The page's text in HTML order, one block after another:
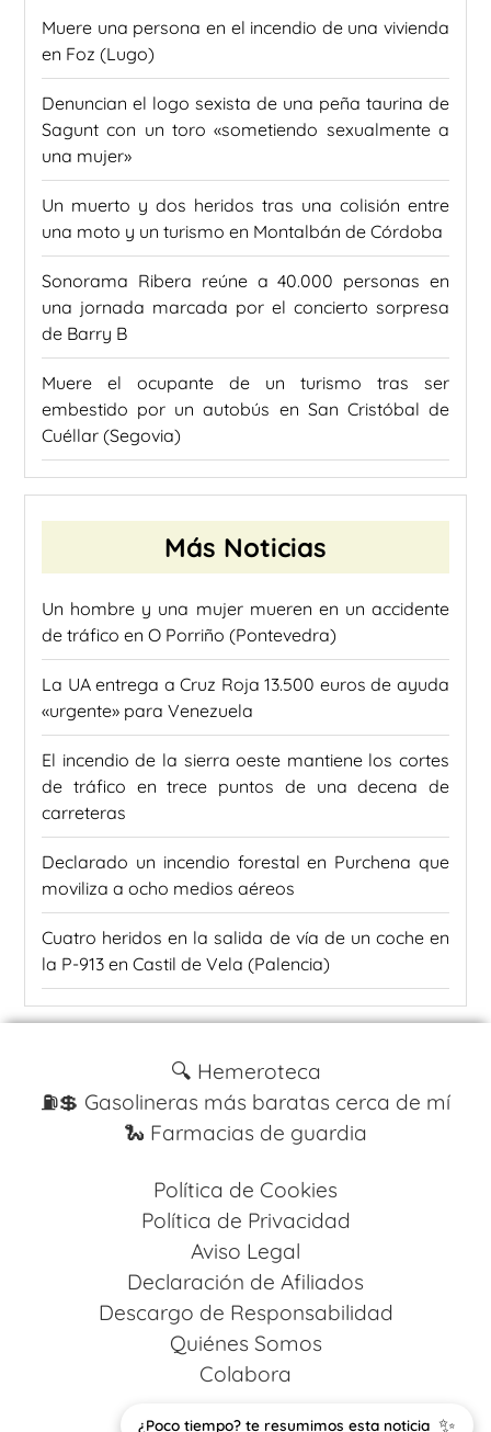
¿Poco tiempo? te resumimos esta noticia ✨
Muere una persona en el incendio de una vivienda
en Foz (Lugo)
Denuncian el logo sexista de una peña taurina de
Sagunt con un toro «sometiendo sexualmente a
una mujer»
Un muerto y dos heridos tras una colisión entre
una moto y un turismo en Montalbán de Córdoba
Sonorama Ribera reúne a 40.000 personas en
una jornada marcada por el concierto sorpresa
de Barry B
Muere el ocupante de un turismo tras ser
embestido por un autobús en San Cristóbal de
Cuéllar (Segovia)
Más Noticias
Un hombre y una mujer mueren en un accidente
de tráfico en O Porriño (Pontevedra)
La UA entrega a Cruz Roja 13.500 euros de ayuda
«urgente» para Venezuela
El incendio de la sierra oeste mantiene los cortes
de tráfico en trece puntos de una decena de
carreteras
Declarado un incendio forestal en Purchena que
moviliza a ocho medios aéreos
Cuatro heridos en la salida de vía de un coche en
la P-913 en Castil de Vela (Palencia)
🔍 Hemeroteca
⛽️💲 Gasolineras más baratas cerca de mí
🐍 Farmacias de guardia
Política de Cookies
Política de Privacidad
Aviso Legal
Declaración de Afiliados
Descargo de Responsabilidad
Quiénes Somos
Colabora
Design byCodestack Solutions